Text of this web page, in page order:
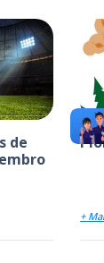
de
+